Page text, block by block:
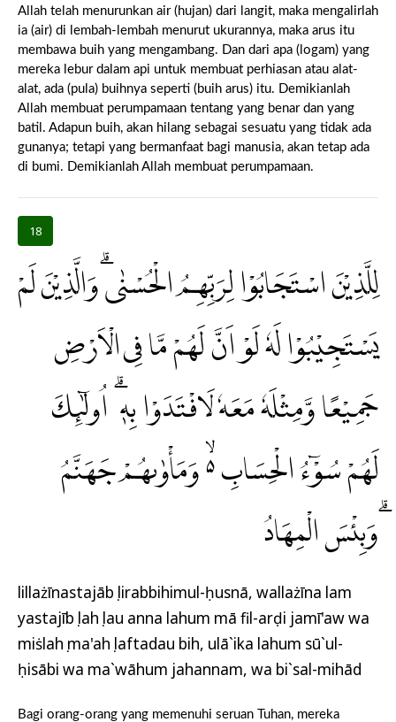
Allah telah menurunkan air (hujan) dari langit, maka mengalirlah
ia (air) di lembah-lembah menurut ukurannya, maka arus itu
membawa buih yang mengambang. Dan dari apa (logam) yang
mereka lebur dalam api untuk membuat perhiasan atau alat-
alat, ada (pula) buihnya seperti (buih arus) itu. Demikianlah
Allah membuat perumpamaan tentang yang benar dan yang
batil. Adapun buih, akan hilang sebagai sesuatu yang tidak ada
gunanya; tetapi yang bermanfaat bagi manusia, akan tetap ada
di bumi. Demikianlah Allah membuat perumpamaan.
18
لِلَّذِيْنَ اسْتَجَابُوْا لِرَبِّهِمُ الْحُسْنٰىۗ وَالَّذِيْنَ لَمْ
يَسْتَجِيْبُوْا لَهٗ لَوْ اَنَّ لَهُمْ مَّا فِى الْاَرْضِ
جَمِيْعًا وَّمِثْلَهٗ مَعَهٗ لَافْتَدَوْا بِهٖ ۗ اُولٰۤىِٕكَ
لَهُمْ سُوْۤءُ الْحِسَابِ ەۙ وَمَأْوٰىهُمْ جَهَنَّمُ
ۗوَبِئْسَ الْمِهَادُ
lillażīnastajābụ lirabbihimul-ḥusnā, wallażīna lam
yastajībụ lahụ lau anna lahum mā fil-arḍi jamī'aw wa
miṡlahụ ma'ahụ laftadau bih, ulā`ika lahum sū`ul-
ḥisābi wa ma`wāhum jahannam, wa bi`sal-mihād
Bagi orang-orang yang memenuhi seruan Tuhan, mereka